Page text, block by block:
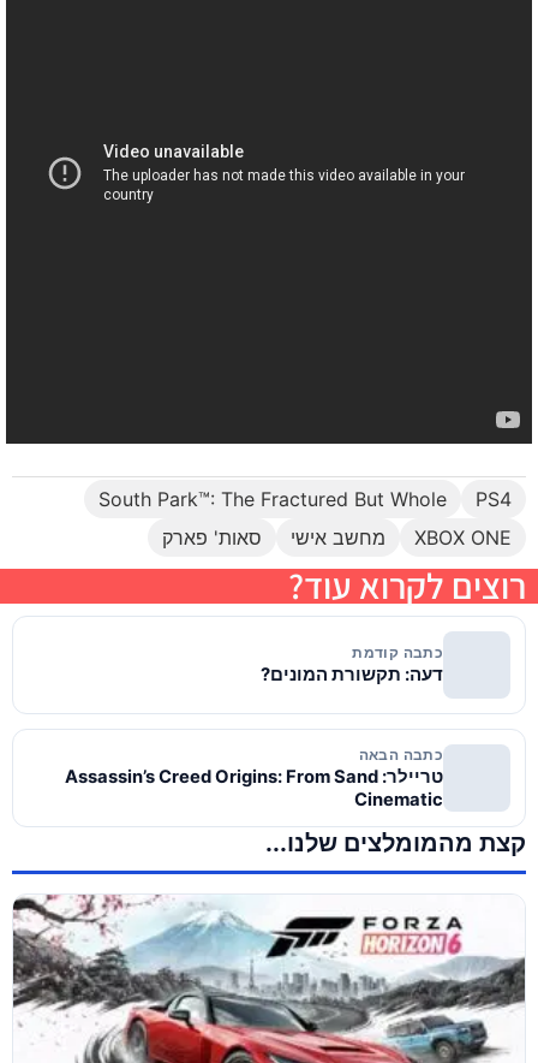
PS4
South Park™: The Fractured But Whole
XBOX ONE
מחשב אישי סאות' פארק
רוצים לקרוא עוד?
כתבה קודמת
דעה: תקשורת המונים?
כתבה הבאה
טריילר: Assassin’s Creed Origins: From Sand
Cinematic
קצת מהמומלצים שלנו...